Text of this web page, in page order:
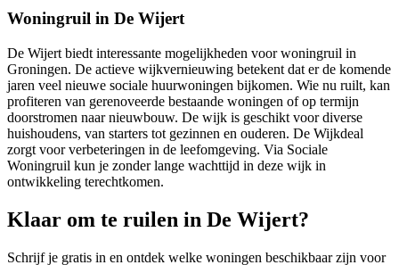
Woningruil in De Wijert
De Wijert biedt interessante mogelijkheden voor woningruil in
Groningen. De actieve wijkvernieuwing betekent dat er de komende
jaren veel nieuwe sociale huurwoningen bijkomen. Wie nu ruilt, kan
profiteren van gerenoveerde bestaande woningen of op termijn
doorstromen naar nieuwbouw. De wijk is geschikt voor diverse
huishoudens, van starters tot gezinnen en ouderen. De Wijkdeal
zorgt voor verbeteringen in de leefomgeving. Via Sociale
Woningruil kun je zonder lange wachttijd in deze wijk in
ontwikkeling terechtkomen.
Klaar om te ruilen in De Wijert?
Schrijf je gratis in en ontdek welke woningen beschikbaar zijn voor